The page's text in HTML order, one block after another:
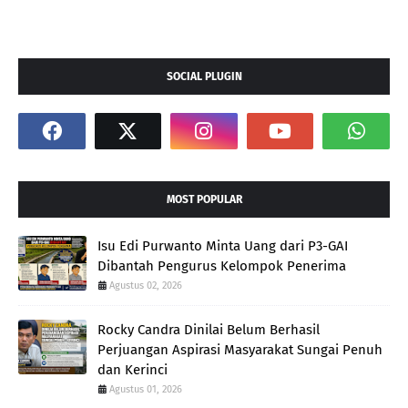
SOCIAL PLUGIN
MOST POPULAR
Isu Edi Purwanto Minta Uang dari P3-GAI
Dibantah Pengurus Kelompok Penerima
Agustus 02, 2026
Rocky Candra Dinilai Belum Berhasil
Perjuangan Aspirasi Masyarakat Sungai Penuh
dan Kerinci
Agustus 01, 2026